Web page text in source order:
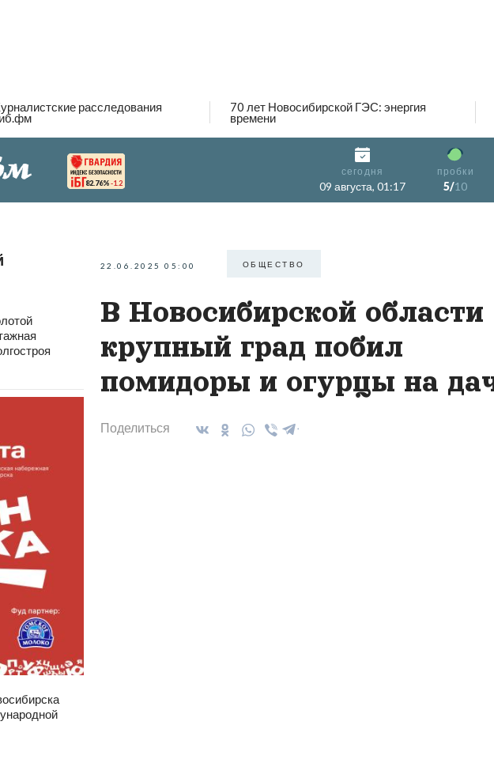
расследования 70 лет Новосибирской ГЭС: энергия
времени
82.76% -1.2
сегодня
09 августа, 01:17
пробки
5/10
22.06.2025 05:00 ОБЩЕСТВО
В Новосибирской области
крупный град побил
помидоры и огурцы на
Поделиться